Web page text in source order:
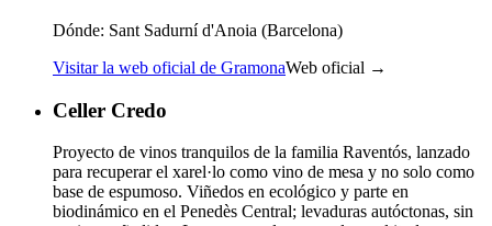
Dónde: Sant Sadurní d'Anoia (Barcelona)
Visitar la web oficial de GramonaWeb oficial →
Celler Credo
Proyecto de vinos tranquilos de la familia Raventós, lanzado
para recuperar el xarel·lo como vino de mesa y no solo como
base de espumoso. Viñedos en ecológico y parte en
biodinámico en el Penedès Central; levaduras autóctonas, sin